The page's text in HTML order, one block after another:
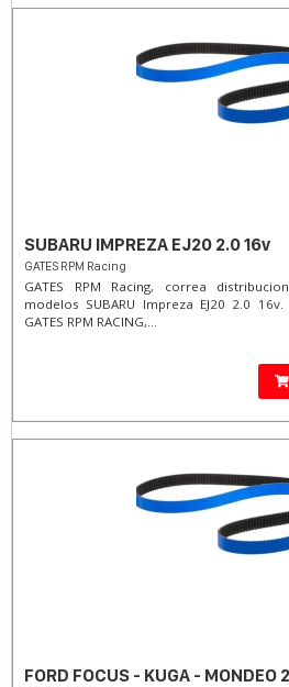
SUBARU IMPREZA EJ20 2.0 16v
GATES RPM Racing
GATES RPM Racing, correa
modelos SUBARU Impreza EJ20 2.0
GATES RPM RACING,...
FORD FOCUS - KUGA - MONDEO